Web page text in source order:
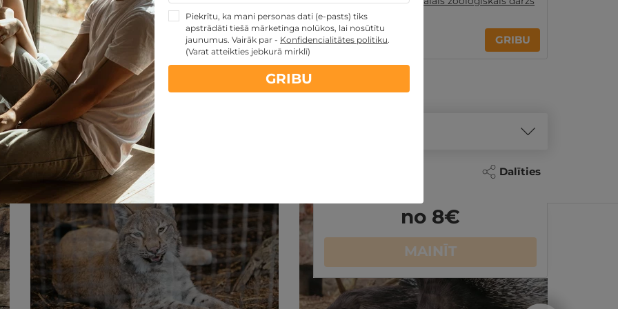
Noteikumi Dalīties
no 8€
MAINĪT
80€ GRIBU
piedāvājumi:
TOP piedāvājumus
Piekrītu, ka mani personas dati (e-pasts) tiks
apstrādāti tiešā mārketinga nolūkos, lai nosūtītu
jaunumus. Vairāk par - Konfidencialitātes politiku.
(Varat atteikties jebkurā mirklī)
GRIBU